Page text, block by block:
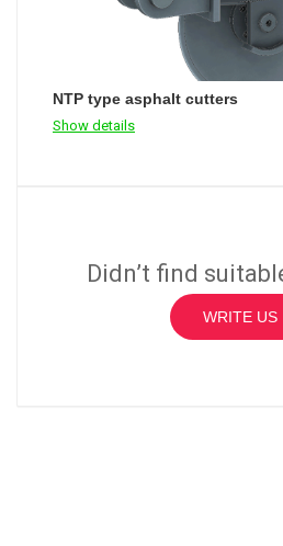
NTP type asphalt cutters
Show details
Didn’t find
WRITE US